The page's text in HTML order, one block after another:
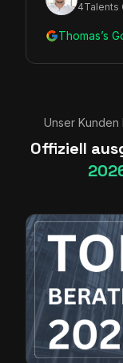
4Talents
Thomas’s
Unser
Offiziell